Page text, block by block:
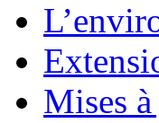
Mises